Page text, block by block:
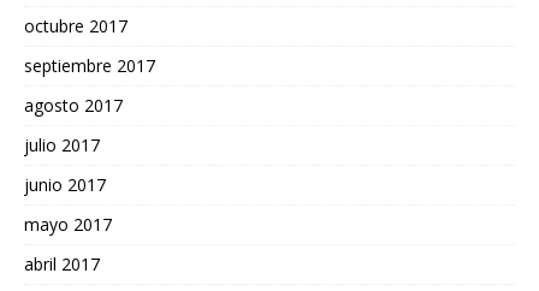
octubre 2017
septiembre 2017
agosto 2017
julio 2017
junio 2017
mayo 2017
abril 2017